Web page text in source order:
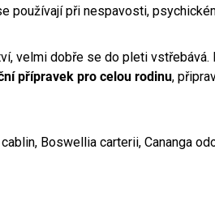
používají při nespavosti,
velmi dobře se do pleti vstřebává.
přípravek pro celou rodinu,
Boswellia carterii, Cananga